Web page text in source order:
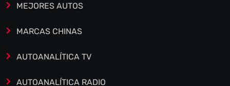
MEJORES AUTOS
MARCAS CHINAS
AUTOANALÍTICA TV
AUTOANALÍTICA RADIO